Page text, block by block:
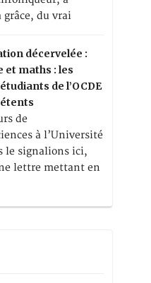
grâce, du vrai
décervelée :
et maths : les
de l’OCDE
de
à l’Université
le signalions ici,
lettre mettant en